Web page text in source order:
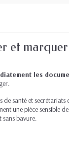
les
de santé et
une pièce sensible
sans bavure.